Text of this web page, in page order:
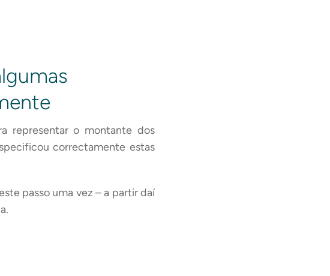
representar o montante dos
correctamente estas
passo uma vez – a partir daí